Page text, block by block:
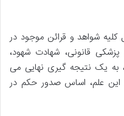
شواهد و قرائن موجود در
قانونی، شهادت شهود،
به یک نتیجه گیری نهایی می
علم، اساس صدور حکم در